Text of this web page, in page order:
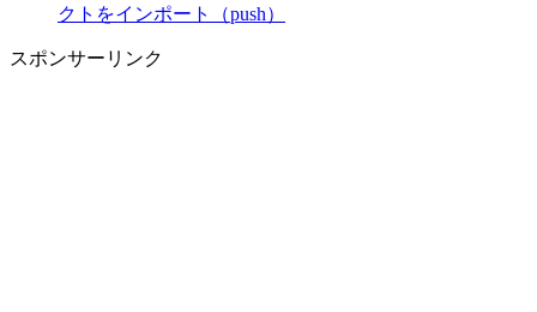
クトをインポート（push）
スポンサーリンク